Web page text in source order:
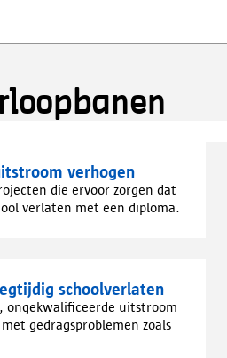
verhogen
die ervoor zorgen dat
verlaten met een diploma.
schoolverlaten
ongekwalificeerde uitstroom
gedragsproblemen zoals